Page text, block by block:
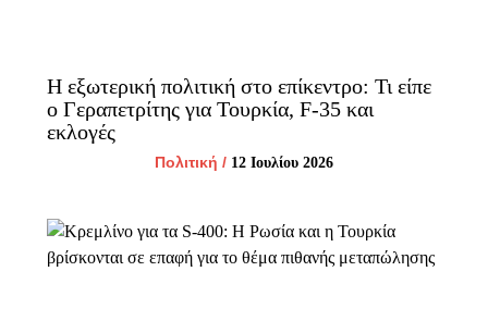
Η εξωτερική πολιτική στο επίκεντρο: Τι είπε
ο Γεραπετρίτης για Τουρκία, F-35 και
εκλογές
Πολιτική / 12 Ιουλίου 2026